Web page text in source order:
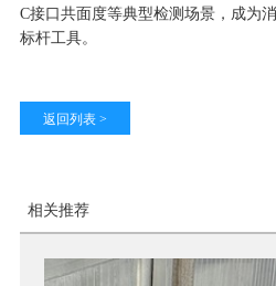
C接口共面度等典型检测场景，成为
标杆工具。
返回列表 >
相关推荐